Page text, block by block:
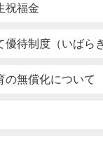
祝福金
優待制度（いばら
の無償化について